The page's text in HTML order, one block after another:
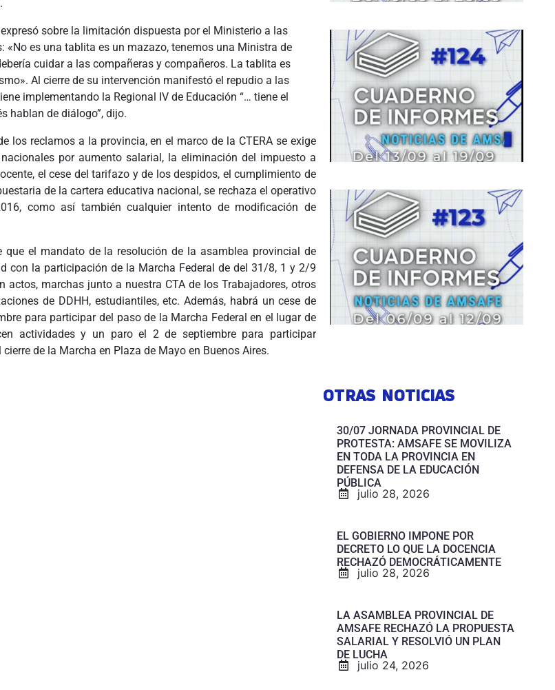
sobre la limitación dispuesta por el Ministerio a las
«No es una tablita es un mazazo, tenemos una Ministra de
cuidar a las compañeras y compañeros. La tablita es
Al cierre de su intervención manifestó el repudio a las
implementando la Regional IV de Educación “… tiene el
hablan de diálogo”, dijo.
los reclamos a la provincia, en el marco de la CTERA se exige
por aumento salarial, la eliminación del impuesto a
el cese del tarifazo y de los despidos, el cumplimiento de
de la cartera educativa nacional, se rechaza el operativo
como así también cualquier intento de modificación de
que el mandato de la resolución de la asamblea provincial de
con la participación de la Marcha Federal de del 31/8, 1 y 2/9
actos, marchas junto a nuestra CTA de los Trabajadores, otros
de DDHH, estudiantiles, etc. Además, habrá un cese de
para participar del paso de la Marcha Federal en el lugar de
actividades y un paro el 2 de septiembre para participar
de la Marcha en Plaza de Mayo en Buenos Aires.
OTRAS NOTICIAS
30/07 JORNADA PROVINCIAL DE
PROTESTA: AMSAFE SE MOVILIZA
EN TODA LA PROVINCIA EN
DEFENSA DE LA EDUCACIÓN
PÚBLICA
julio 28, 2026
EL GOBIERNO IMPONE POR
DECRETO LO QUE LA DOCENCIA
RECHAZÓ DEMOCRÁTICAMENTE
julio 28, 2026
LA ASAMBLEA PROVINCIAL DE
AMSAFE RECHAZÓ LA PROPUESTA
SALARIAL Y RESOLVIÓ UN PLAN
DE LUCHA
julio 24, 2026